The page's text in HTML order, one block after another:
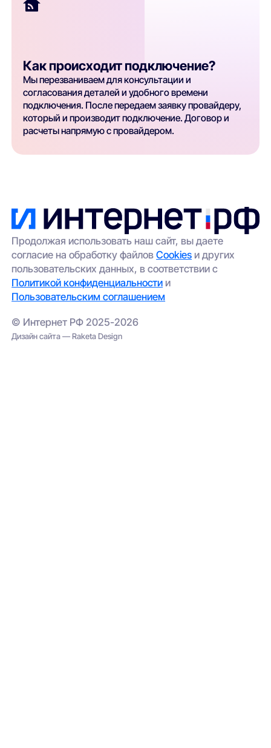
Как происходит подключение?
Мы перезваниваем для консультации и
согласования деталей и удобного времени
подключения. После передаем заявку провайдеру,
который и производит подключение. Договор и
расчеты напрямую с провайдером.
Продолжая использовать наш сайт, вы даете
согласие на обработку файловCookies и других
пользовательских данных, в соответствии с
Политикой конфиденциальности и
Пользовательским соглашением
© Интернет РФ 2025-2026
Дизайн сайта — Raketa Design